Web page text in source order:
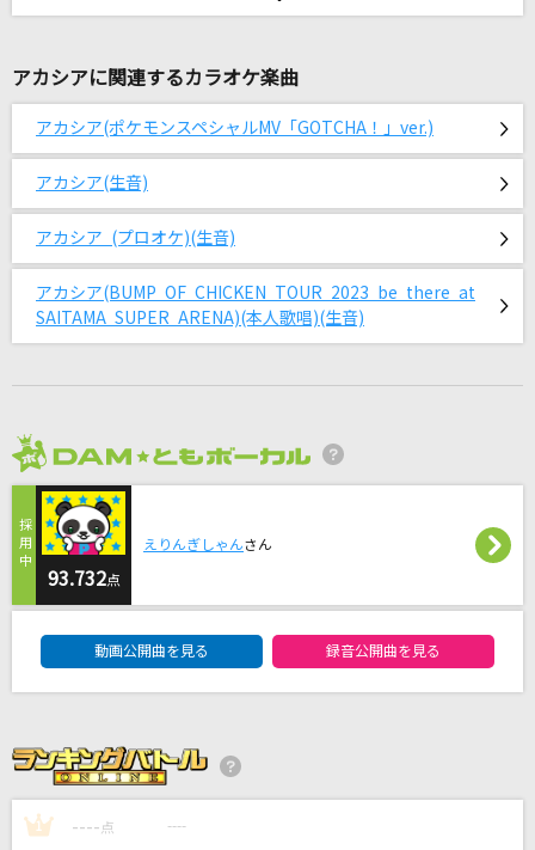
星野 源
†吸tie Ladies†
(CV:Lynn)、エリー(CV:和氣あず未)
季節は次々死んでいく
amazarashi
山本リンダ
野 春樹」
[生音]五能線
水森かおり
Hello,Worker
KEI feat.巡音ルカ
風と町
Mrs. GREEN APPLE
アカシアに関連するカラオケ楽曲
アカシア(ポケモンスペシャルMV「GOTCHA！」ver.)
アカシア(生音)
アカシア (プロオケ)(生音)
アカシア(BUMP OF CHICKEN TOUR 2023 be there at
SAITAMA SUPER ARENA)(本人歌唱)(生音)
93.732点
えりんぎしゃんさん
動画公開曲を見る 録音公開曲を見る
1 ---- 点 ----